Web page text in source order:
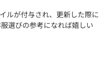
ルが付与され、更新した際に
選びの参考になれば嬉しい